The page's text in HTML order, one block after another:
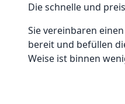
Die schnelle und
Sie vereinbaren
bereit und befüllen
Weise ist binnen